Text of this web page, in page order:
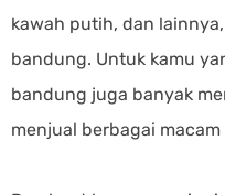
kawah putih, dan
bandung. Untuk kamu
bandung juga banyak
menjual berbagai macam